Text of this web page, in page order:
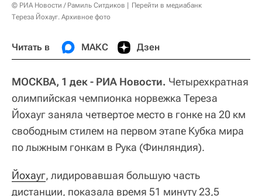
© РИА Новости / Рамиль Ситдиков
Перейти в медиабанк
Тереза Йохауг. Архивное фото
Читать в МАКС Дзен
МОСКВА, 1 дек - РИА Новости. Четырехкратная
олимпийская чемпионка норвежка Тереза
Йохауг заняла четвертое место в гонке на 20 км
свободным стилем на первом этапе Кубка мира
по лыжным гонкам в Рука (Финляндия).
Йохауг, лидировавшая большую часть
дистанции, показала время 51 минуту 23,5